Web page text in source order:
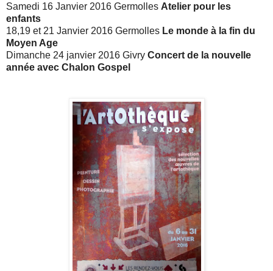
Samedi 16 Janvier 2016 Germolles Atelier pour les
enfants
18,19 et 21 Janvier 2016 Germolles Le monde à la fin du
Moyen Age
Dimanche 24 janvier 2016 Givry Concert de la nouvelle
année avec Chalon Gospel